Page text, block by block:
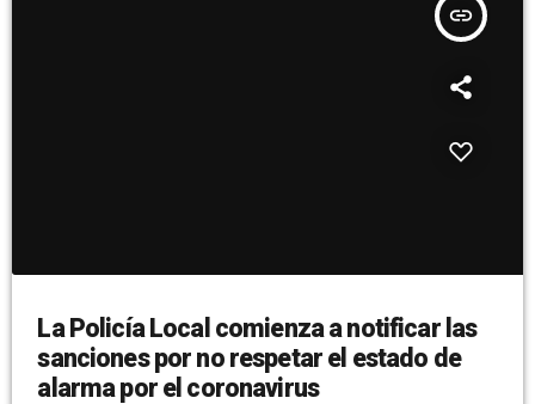
insert_link
La Policía Local comienza a notificar las
sanciones por no respetar el estado de
alarma por el coronavirus